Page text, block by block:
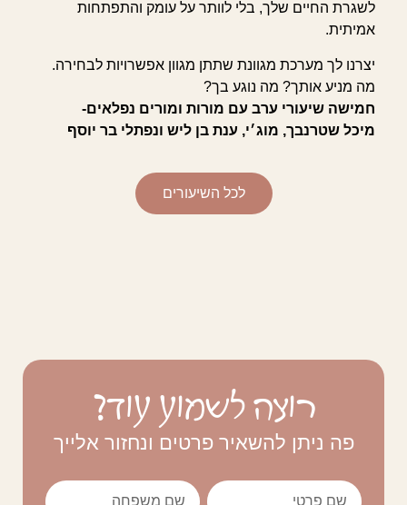
לשגרת החיים שלך, בלי לוותר על עומק והתפתחות
אמיתית.
יצרנו לך מערכת מגוונת שתתן מגוון אפשרויות לבחירה.
מה מניע אותך? מה נוגע בך?
חמישה שיעורי ערב עם מורות ומורים נפלאים-
מיכל שטרנבך, מוג׳י, ענת בן ליש ונפתלי בר יוסף
לכל השיעורים
רוצה לשמוע עוד?
פה ניתן להשאיר פרטים ונחזור אלייך